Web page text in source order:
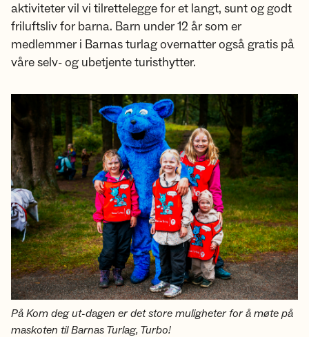
aktiviteter vil vi tilrettelegge for et langt, sunt og godt
friluftsliv for barna. Barn under 12 år som er
medlemmer i Barnas turlag overnatter også gratis på
våre selv- og ubetjente turisthytter.
På Kom deg ut-dagen er det store muligheter for å møte på
maskoten til Barnas Turlag, Turbo!